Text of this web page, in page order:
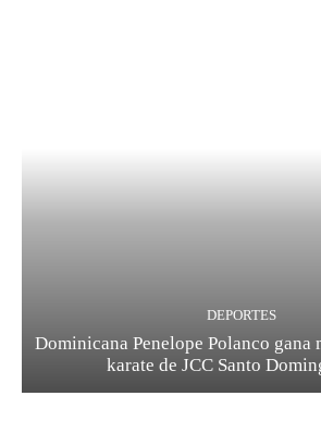
DEPORTES
Dominicana Penelope Polanco gana
karate de JCC Santo